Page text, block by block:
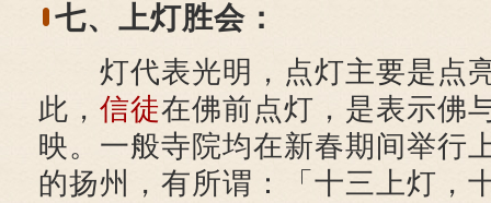
七、上灯胜会：
灯代表光明，点灯主要是点
此， 信徒在佛前点灯，是表示佛
映。一般寺院均在新春期间举行
的扬州，有所谓：「十三上灯，